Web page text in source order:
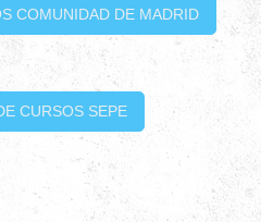
COMUNIDAD DE MADRID
CURSOS SEPE